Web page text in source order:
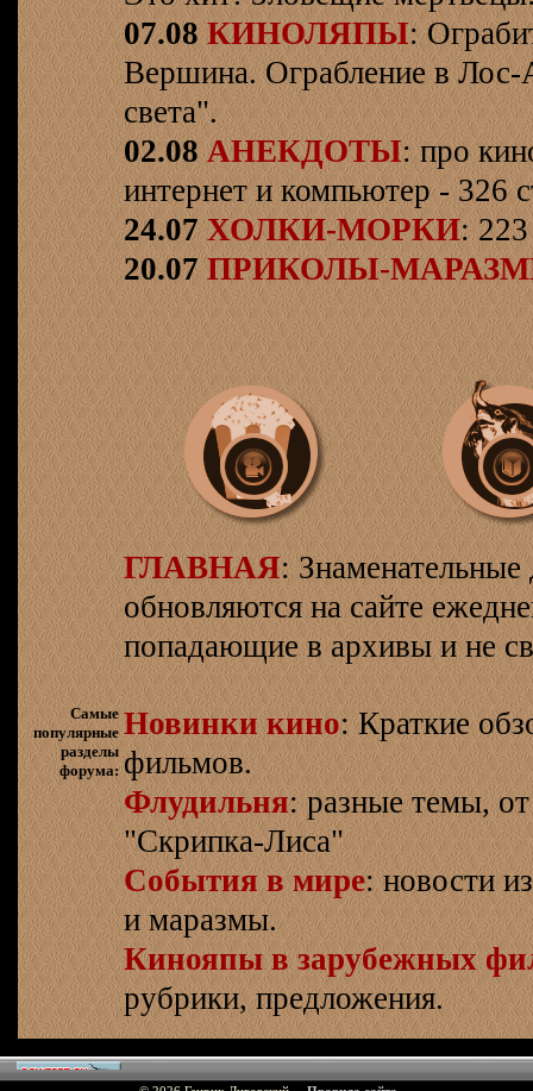
07.08 КИНОЛЯПЫ:
Вершина. Ограбление в
света".
02.08 АНЕКДОТЫ: про
интернет и компьютер - 326
24.07 ХОЛКИ-МОРКИ: 223
20.07 ПРИКОЛЫ-
ГЛАВНАЯ:
обновляются на сайте
попадающие в архивы и не
Самые
популярные
разделы
форума:
Новинки кино: Краткие
фильмов.
Флудильня: разные темы,
"Скрипка-Лиса"
События в мире: новости
и маразмы.
Кинояпы в зарубежных
рубрики, предложения.